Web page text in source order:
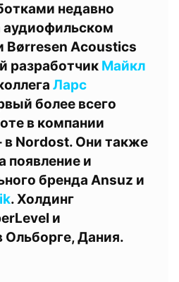
недавно
аудиофильском
Børresen Acoustics
разработчик Майкл
Ларс
более всего
в компании
в Nordost. Они также
появление и
бренда Ansuz и
. Холдинг
и
Ольборге, Дания.